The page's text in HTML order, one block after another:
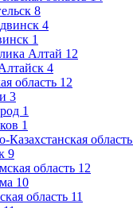
8
4
1
Алтай 12
4
область 12
3
1
1
Казахстанская область
9
область 12
10
область 11